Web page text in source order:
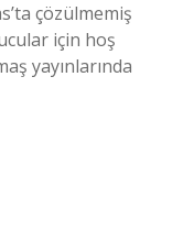
çözülmemiş
için hoş
yayınlarında